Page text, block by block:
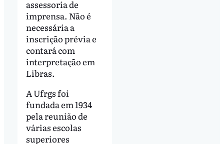
assessoria de
imprensa. Não é
necessária a
inscrição prévia e
contará com
interpretação em
Libras.
A Ufrgs foi
fundada em 1934
pela reunião de
várias escolas
superiores